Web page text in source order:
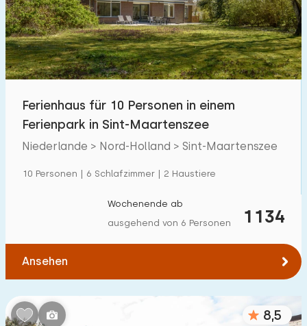
Schwimmbad 5
Eingezäunter Garten 24
Haustierfrei 46
Ladestation Auto
€ 0 — € 1000+
Schlafzimmern:
Ferienhaus für 10 Personen in einem
Ferienpark in Sint-Maartenszee
Niederlande > Nord-Holland > Sint-Maartenszee
10 Personen | 6 Schlafzimmer | 2 Haustiere
1134
Wochenende ab
ausgehend von 6 Personen
Ansehen
8,5